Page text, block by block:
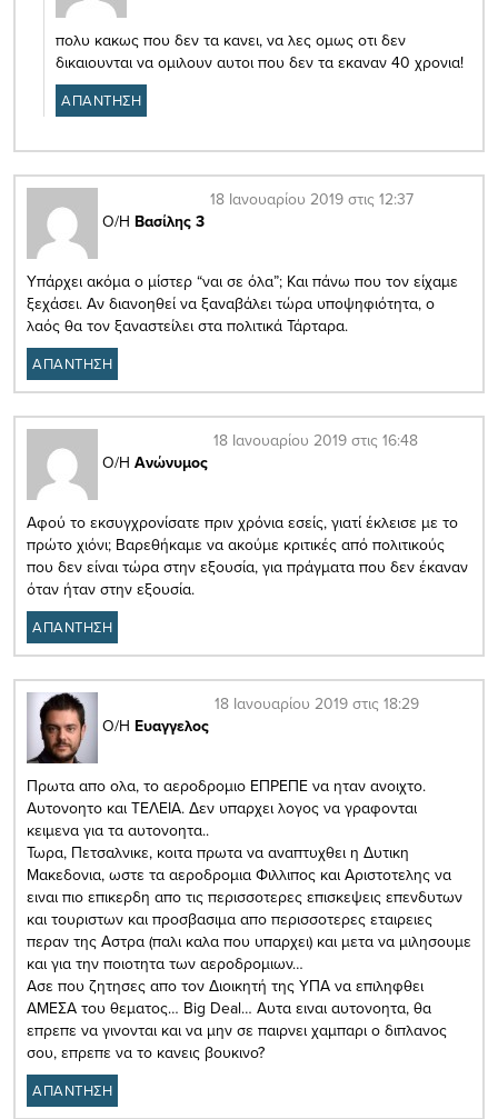
πολυ κακως που δεν τα κανει, να λες ομως οτι δεν
δικαιουνται να ομιλουν αυτοι που δεν τα εκαναν 40 χρονια!
ΑΠΑΝΤΗΣΗ
Ο/Η Βασίλης 3
18 Ιανουαρίου 2019 στις 12:37
Υπάρχει ακόμα ο μίστερ “ναι σε όλα”; Και πάνω που τον είχαμε
ξεχάσει. Αν διανοηθεί να ξαναβάλει τώρα υποψηφιότητα, ο
λαός θα τον ξαναστείλει στα πολιτικά Τάρταρα.
ΑΠΑΝΤΗΣΗ
Ο/Η Ανώνυμος
18 Ιανουαρίου 2019 στις 16:48
Αφού το εκσυγχρονίσατε πριν χρόνια εσείς, γιατί έκλεισε με το
πρώτο χιόνι; Βαρεθήκαμε να ακούμε κριτικές από πολιτικούς
που δεν είναι τώρα στην εξουσία, για πράγματα που δεν έκαναν
όταν ήταν στην εξουσία.
ΑΠΑΝΤΗΣΗ
Ο/Η Ευαγγελος
18 Ιανουαρίου 2019 στις 18:29
Πρωτα απο ολα, το αεροδρομιο ΕΠΡΕΠΕ να ηταν ανοιχτο.
Αυτονοητο και ΤΕΛΕΙΑ. Δεν υπαρχει λογος να γραφονται
κειμενα για τα αυτονοητα..
Τωρα, Πετσαλνικε, κοιτα πρωτα να αναπτυχθει η Δυτικη
Μακεδονια, ωστε τα αεροδρομια Φιλλιπος και Αριστοτελης να
ειναι πιο επικερδη απο τις περισσοτερες επισκεψεις επενδυτων
και τουριστων και προσβασιμα απο περισσοτερες εταιρειες
περαν της Αστρα (παλι καλα που υπαρχει) και μετα να μιλησουμε
και για την ποιοτητα των αεροδρομιων…
Ασε που ζητησες απο τον Διοικητή της ΥΠΑ να επιληφθει
ΑΜΕΣΑ του θεματος… Big Deal… Αυτα ειναι αυτονοητα, θα
επρεπε να γινονται και να μην σε παιρνει χαμπαρι ο διπλανος
σου, επρεπε να το κανεις βουκινο?
ΑΠΑΝΤΗΣΗ